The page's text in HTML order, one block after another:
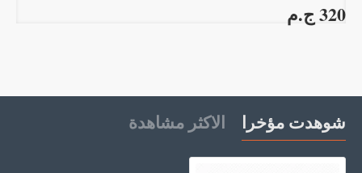
320 ج.م
شوهدت مؤخرا الاكثر مشاهدة